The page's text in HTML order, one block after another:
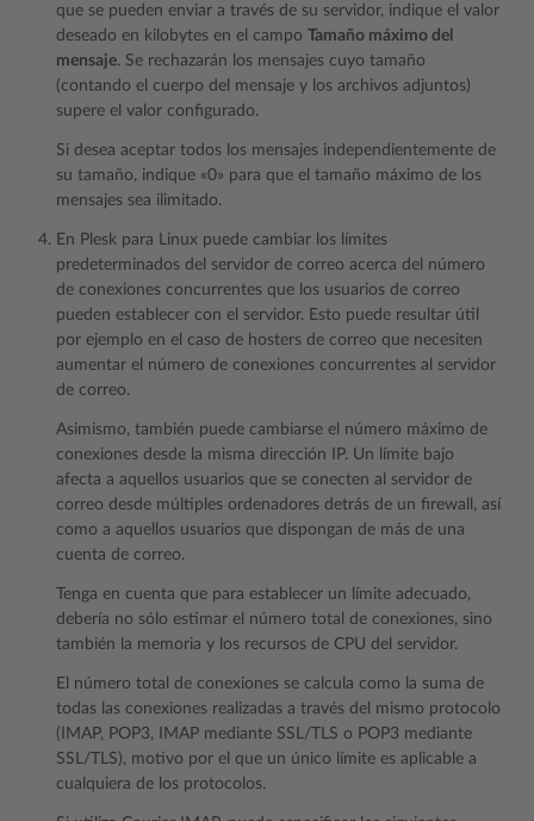
que se pueden enviar a través de su servidor, indique el valor
deseado en kilobytes en el campo Tamaño máximo del
mensaje. Se rechazarán los mensajes cuyo tamaño
(contando el cuerpo del mensaje y los archivos adjuntos)
supere el valor configurado.
Si desea aceptar todos los mensajes independientemente de
su tamaño, indique «0» para que el tamaño máximo de los
mensajes sea ilimitado.
En Plesk para Linux puede cambiar los límites
predeterminados del servidor de correo acerca del número
de conexiones concurrentes que los usuarios de correo
pueden establecer con el servidor. Esto puede resultar útil
por ejemplo en el caso de hosters de correo que necesiten
aumentar el número de conexiones concurrentes al servidor
de correo.
Asimismo, también puede cambiarse el número máximo de
conexiones desde la misma dirección IP. Un límite bajo
afecta a aquellos usuarios que se conecten al servidor de
correo desde múltiples ordenadores detrás de un firewall, así
como a aquellos usuarios que dispongan de más de una
cuenta de correo.
Tenga en cuenta que para establecer un límite adecuado,
debería no sólo estimar el número total de conexiones, sino
también la memoria y los recursos de CPU del servidor.
El número total de conexiones se calcula como la suma de
todas las conexiones realizadas a través del mismo protocolo
(IMAP, POP3, IMAP mediante SSL/TLS o POP3 mediante
SSL/TLS), motivo por el que un único límite es aplicable a
cualquiera de los protocolos.